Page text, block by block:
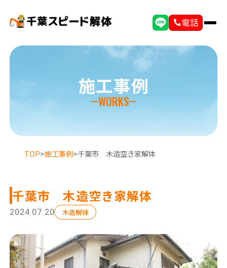
電話
選ばれる理由
解体工事の流れ 解体工事メニュー
施工事例
WORKS
TOP>施工事例>千葉市 木造空き家解体
千葉市 木造空き家解体
2024.07.20 木造解体